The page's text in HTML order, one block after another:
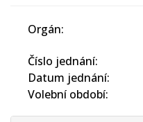
Orgán
Číslo jednání
Datum jednání
Volební období